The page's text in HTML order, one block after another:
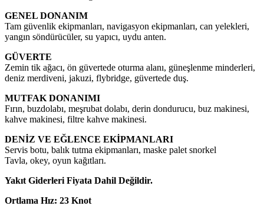
GENEL DONANIM
Tam güvenlik ekipmanları, navigasyon ekipmanları, can yelekleri,
yangın söndürücüler, su yapıcı, uydu anten.
GÜVERTE
Zemin tik ağacı, ön güvertede oturma alanı, güneşlenme minderleri,
deniz merdiveni, jakuzi, flybridge, güvertede duş.
MUTFAK DONANIMI
Fırın, buzdolabı, meşrubat dolabı, derin dondurucu, buz makinesi,
kahve makinesi, filtre kahve makinesi.
DENİZ VE EĞLENCE EKİPMANLARI
Servis botu, balık tutma ekipmanları, maske palet snorkel
Tavla, okey, oyun kağıtları.
Yakıt Giderleri Fiyata Dahil Değildir.
Ortlama Hız: 23 Knot